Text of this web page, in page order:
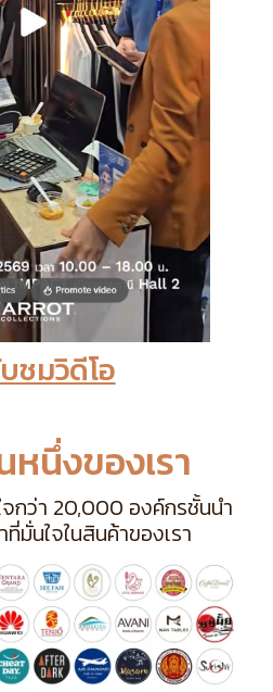
ชมวิดีโอ
นึ่งของเรา
จกว่า 20,000 องค์กรชั้นนำ
นใจในสินค้าของเรา